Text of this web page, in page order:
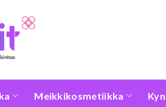
Meikkikosmetiikka